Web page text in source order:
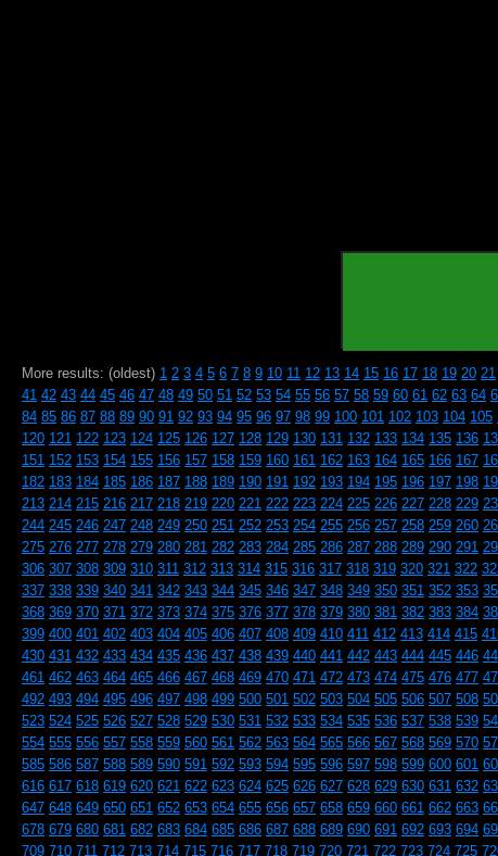
More results: (oldest) 1 2 3 4 5 6 7 8 9 10 11 12 13 14 15 16 17 18 19 20 21
41 42 43 44 45 46 47 48 49 50 51 52 53 54 55 56 57 58 59 60 61 62 63 64
84 85 86 87 88 89 90 91 92 93 94 95 96 97 98 99 100 101 102 103 104 105
120 121 122 123 124 125 126 127 128 129 130 131 132 133 134 135 136
151 152 153 154 155 156 157 158 159 160 161 162 163 164 165 166 167
182 183 184 185 186 187 188 189 190 191 192 193 194 195 196 197 198
213 214 215 216 217 218 219 220 221 222 223 224 225 226 227 228 229
244 245 246 247 248 249 250 251 252 253 254 255 256 257 258 259 260
275 276 277 278 279 280 281 282 283 284 285 286 287 288 289 290 291
306 307 308 309 310 311 312 313 314 315 316 317 318 319 320 321 322
337 338 339 340 341 342 343 344 345 346 347 348 349 350 351 352 353
368 369 370 371 372 373 374 375 376 377 378 379 380 381 382 383 384
399 400 401 402 403 404 405 406 407 408 409 410 411 412 413 414 415
430 431 432 433 434 435 436 437 438 439 440 441 442 443 444 445 446
461 462 463 464 465 466 467 468 469 470 471 472 473 474 475 476 477
492 493 494 495 496 497 498 499 500 501 502 503 504 505 506 507 508
523 524 525 526 527 528 529 530 531 532 533 534 535 536 537 538 539
554 555 556 557 558 559 560 561 562 563 564 565 566 567 568 569 570
585 586 587 588 589 590 591 592 593 594 595 596 597 598 599 600 601
616 617 618 619 620 621 622 623 624 625 626 627 628 629 630 631 632
647 648 649 650 651 652 653 654 655 656 657 658 659 660 661 662 663
678 679 680 681 682 683 684 685 686 687 688 689 690 691 692 693 694
709 710 711 712 713 714 715 716 717 718 719 720 721 722 723 724 725